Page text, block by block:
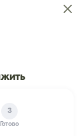
3
Готово